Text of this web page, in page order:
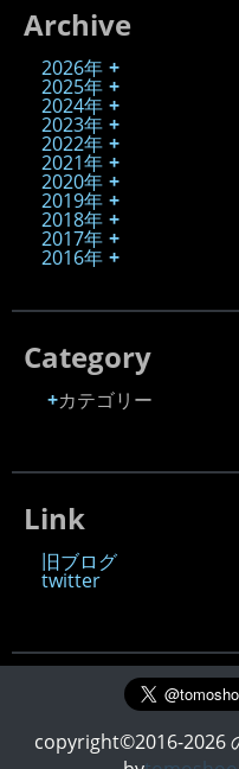
Archive
2026年
2025年
2024年
2023年
2022年
2021年
2020年
2019年
2018年
2017年
2016年
Category
カテゴリー
Link
旧ブログ
twitter
copyright©2016-2026